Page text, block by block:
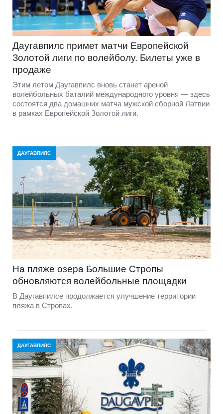
Даугавпилс примет матчи Европейской
Золотой лиги по волейболу. Билеты уже в
продаже
Этим летом Даугавпилс вновь станет ареной
волейбольных баталий международного уровня — здесь
состоятся два домашних матча мужской сборной Латвии
в рамках Европейской Золотой лиги.
ДАУГАВПИЛС
На пляже озера Большие Стропы
обновляются волейбольные площадки
В Даугавпилсе продолжается улучшение территории
пляжа в Стропах.
ДАУГАВПИЛС